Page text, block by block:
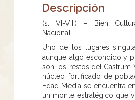
Descripción
(s. VI-VIII) – Bien
Nacional
Uno de los lugares
aunque algo escondido y
son los restos del Castrum
núcleo fortificado de
Edad Media se encuentra
un monte estratégico que